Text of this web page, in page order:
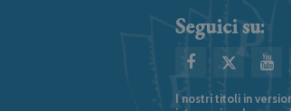
Seguici su:
I nostri titoli in